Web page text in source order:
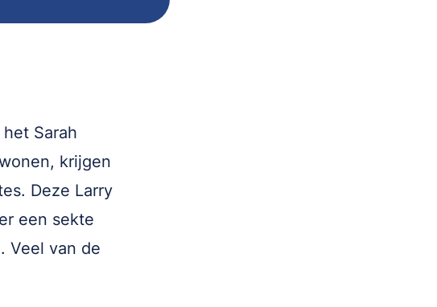
Sarah
krijgen
Deze Larry
een sekte
Veel van de